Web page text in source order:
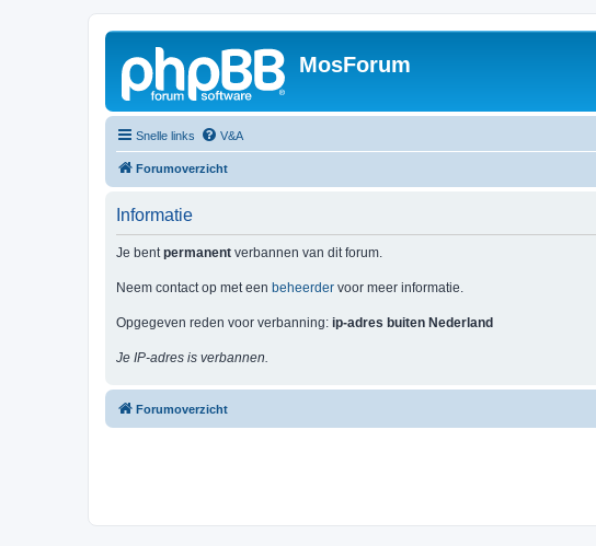
MosForum
Snelle links V&A
Forumoverzicht
Informatie
Je bentpermanent verbannen van dit forum.
Neem contact op met een beheerder voor meer informatie.
Opgegeven reden voor verbanning: ip-adres buiten Nederland
Je IP-adres is verbannen.
Forumoverzicht